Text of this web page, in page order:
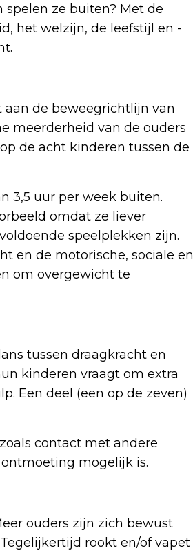
ze buiten? Met de
het welzijn, de leefstijl en -
aan de beweegrichtlijn van
meerderheid van de ouders
de acht kinderen tussen de
3,5 uur per week buiten.
omdat ze liever
speelplekken zijn.
en de motorische, sociale en
om overgewicht te
tussen draagkracht en
kinderen vraagt om extra
Een deel (een op de zeven)
contact met andere
mogelijk is.
ouders zijn zich bewust
rookt en/of vapet